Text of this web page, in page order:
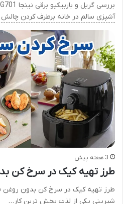
آشپزی سالم در خانه برطرف کردن
3 هفته پیش
طرز تهیه کیک در سرخ کن
طرز تهیه کیک در سرخ کن بدون
شیرینی یکی از لذت بخش ترین کار…